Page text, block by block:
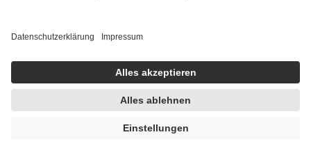
getroffen, um sicherzustellen, dass es sich um echte Bewertungen
https://help.etrusted.com/hc/de/articles/4419944605341
Einige Bilder und Inhalte wurden unter Zuhilfenahme künstlicher